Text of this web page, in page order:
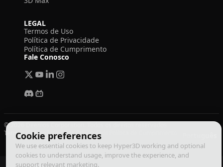
Cookie preferences
We use essential cookies to keep Hyper3D working and optional
cookies to understand usage, improve the experience, and
support relevant marketing.
LEGAL
Termos de Uso
Política de Privacidade
Política de Cumprimento
Fale Conosco
© 2026 Deemos Corporation. Todos os direitos reservados
Termos de Uso Política de Privacidade